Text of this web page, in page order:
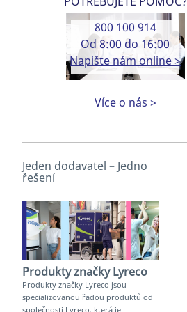
800 100 914
Od 8:00 do 16:00
Napište nám online >
Více o nás >
Jeden dodavatel – Jedno
řešení
Produkty značky Lyreco
Produkty značky Lyreco jsou
specializovanou řadou produktů od
společnosti Lyreco, která je